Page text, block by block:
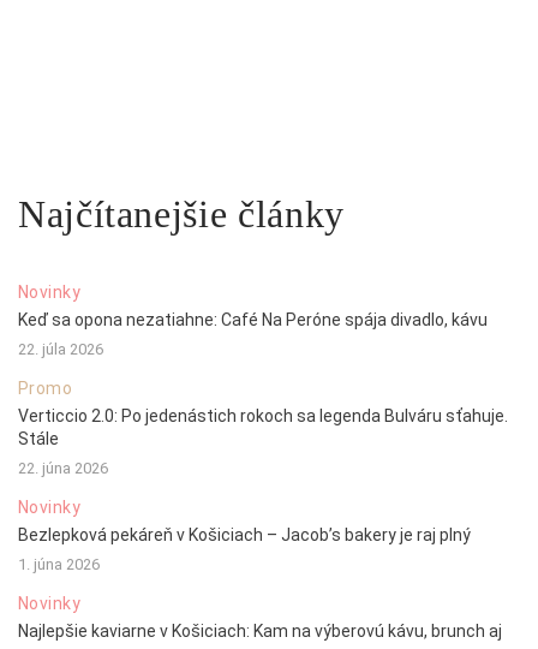
Najčítanejšie články
Novinky
Keď sa opona nezatiahne: Café Na Peróne spája divadlo, kávu
22. júla 2026
Promo
Verticcio 2.0: Po jedenástich rokoch sa legenda Bulváru sťahuje.
Stále
22. júna 2026
Novinky
Bezlepková pekáreň v Košiciach – Jacob’s bakery je raj plný
1. júna 2026
Novinky
Najlepšie kaviarne v Košiciach: Kam na výberovú kávu, brunch aj